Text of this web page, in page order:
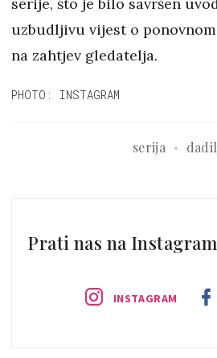
serije, što je bilo savršen
uzbudljivu vijest o
na zahtjev gledatelja.
PHOTO: INSTAGRAM
serija
Prati nas na
INSTAGRAM